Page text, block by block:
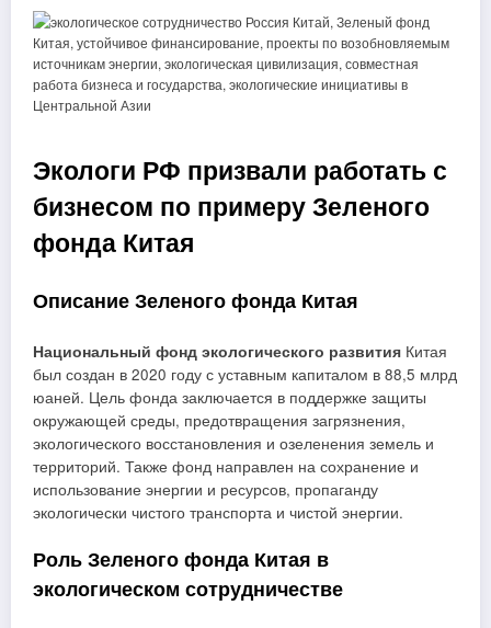
Экологи РФ призвали работать с
бизнесом по примеру Зеленого
фонда Китая
Описание Зеленого фонда Китая
Национальный фонд экологического развития Китая
был создан в 2020 году с уставным капиталом в 88,5 млрд
юаней. Цель фонда заключается в поддержке защиты
окружающей среды, предотвращения загрязнения,
экологического восстановления и озеленения земель и
территорий. Также фонд направлен на сохранение и
использование энергии и ресурсов, пропаганду
экологически чистого транспорта и чистой энергии.
Роль Зеленого фонда Китая в
экологическом сотрудничестве